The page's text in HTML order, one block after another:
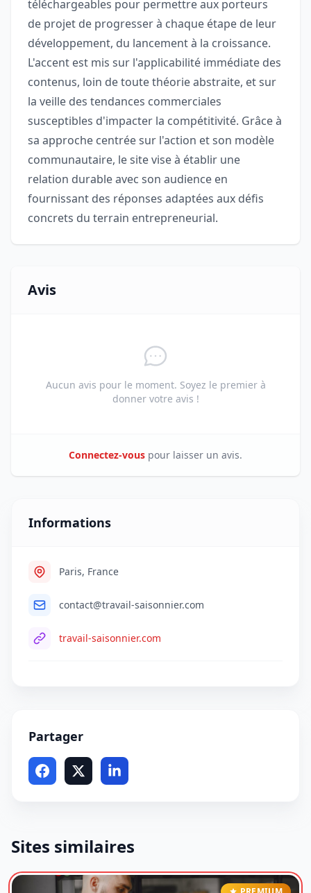
téléchargeables pour permettre aux porteurs
de projet de progresser à chaque étape de leur
développement, du lancement à la croissance.
L'accent est mis sur l'applicabilité immédiate des
contenus, loin de toute théorie abstraite, et sur
la veille des tendances commerciales
susceptibles d'impacter la compétitivité. Grâce à
sa approche centrée sur l'action et son modèle
communautaire, le site vise à établir une
relation durable avec son audience en
fournissant des réponses adaptées aux défis
concrets du terrain entrepreneurial.
Avis
Aucun avis pour le moment. Soyez le premier à
donner votre avis !
Connectez-vous pour laisser un avis.
Informations
Paris, France
contact@travail-saisonnier.com
travail-saisonnier.com
Partager
Sites similaires